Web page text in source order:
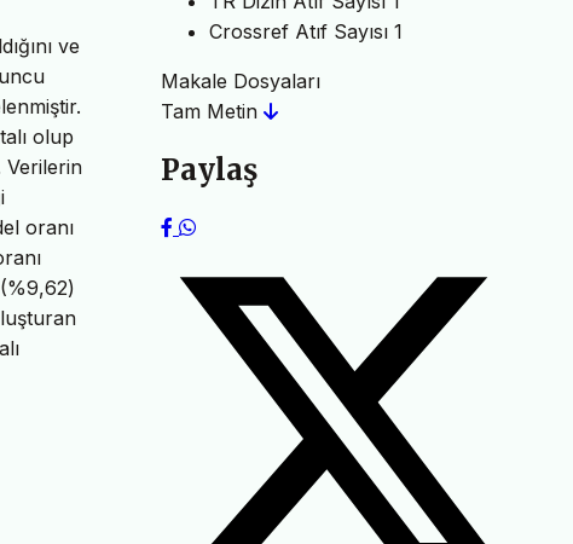
ve
olup
Verilerin
oranı
Crossref Atıf Sayısı 1
Makale Dosyaları
Tam Metin
Paylaş